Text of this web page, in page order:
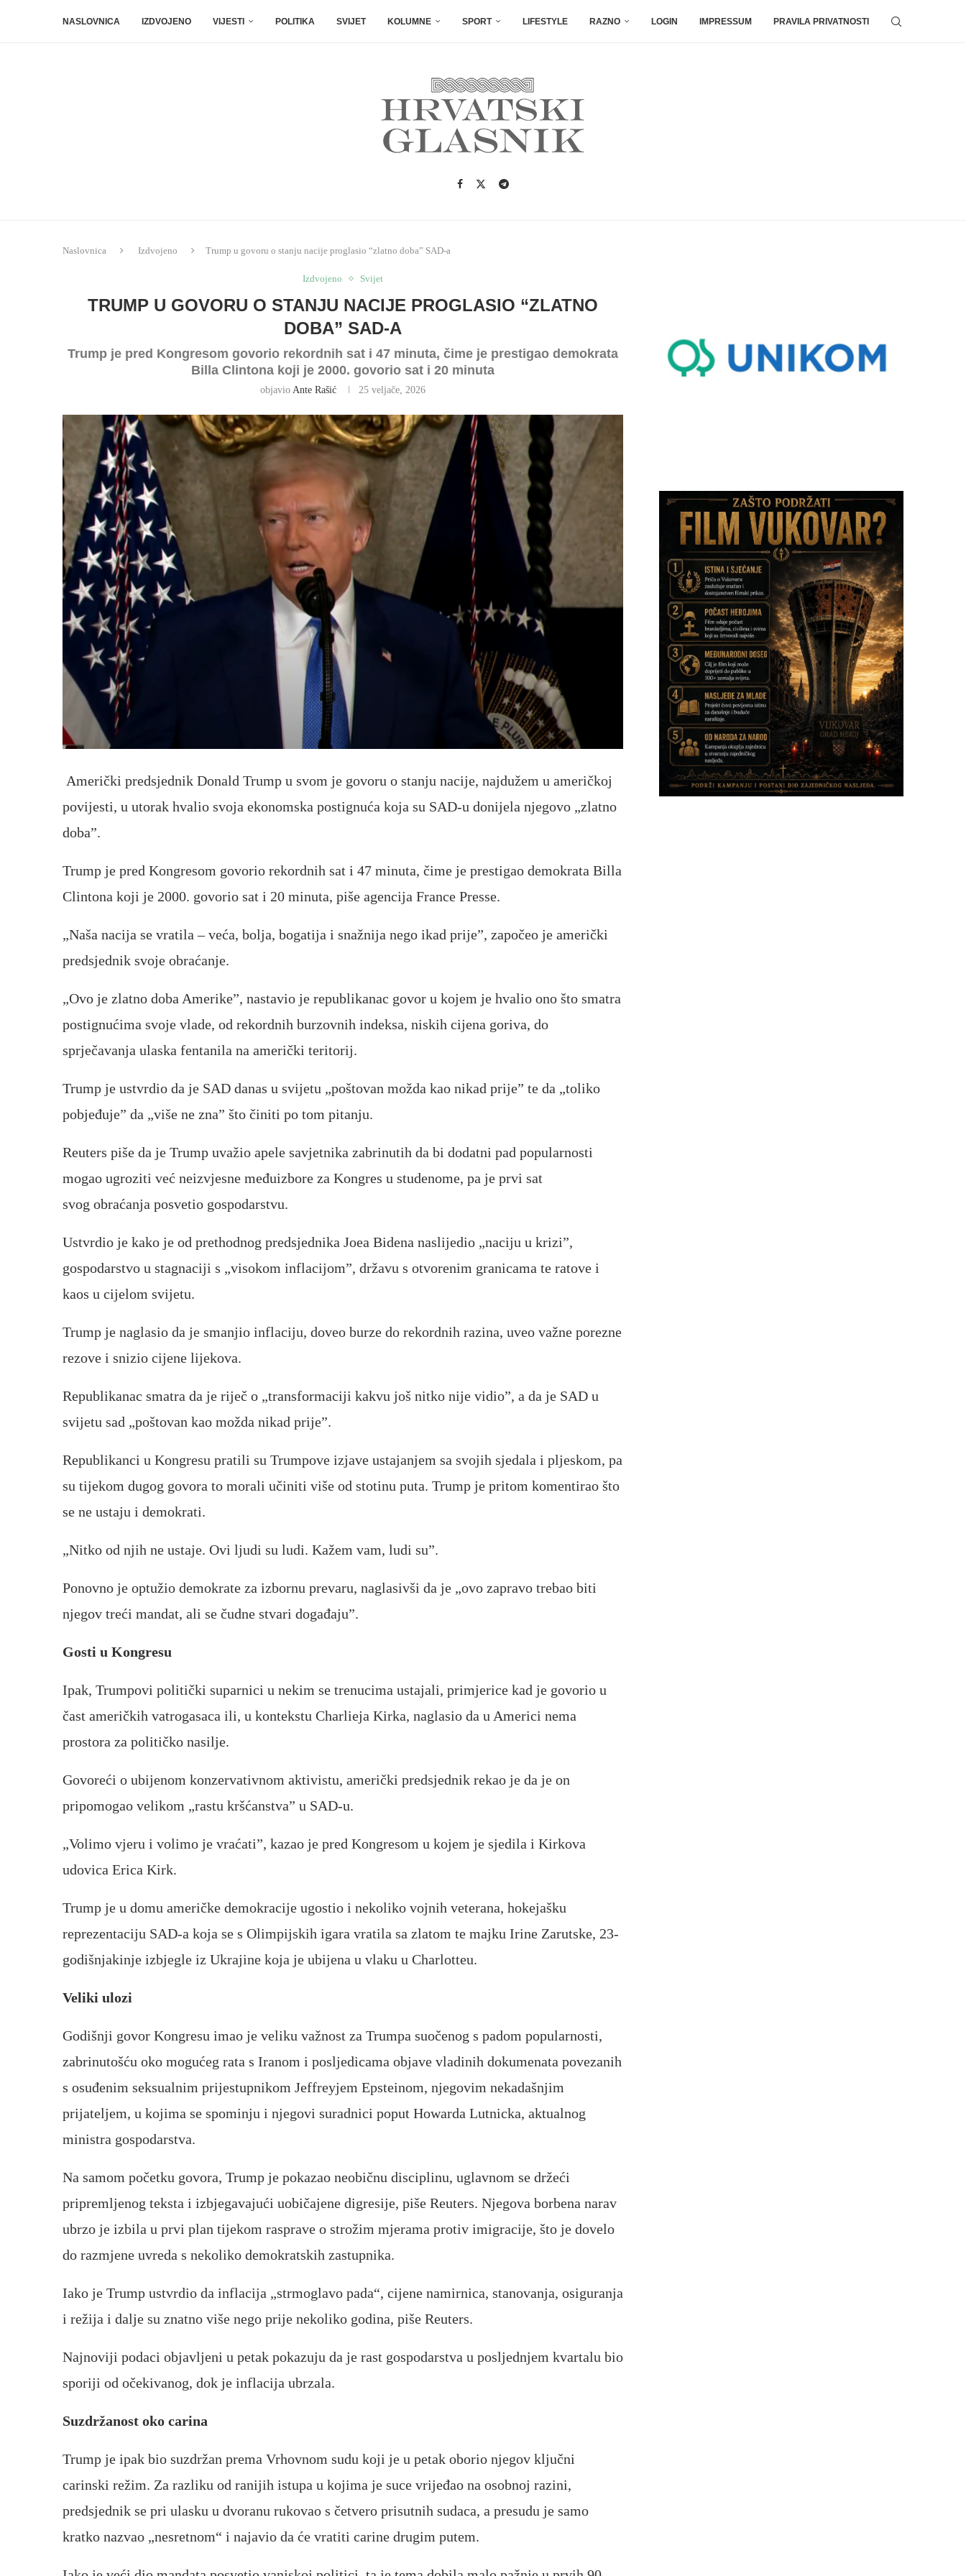
NASLOVNICA IZDVOJENO VIJESTI POLITIKA SVIJET KOLUMNE SPORT LIFESTYLE RAZNO LOGIN IMPRESSUM PRAVILA PRIVATNOSTI
Naslovnica Izdvojeno Trump u govoru o stanju nacije proglasio “zlatno doba” SAD-a
Izdvojeno Svijet
TRUMP U GOVORU O STANJU NACIJE PROGLASIO “ZLATNO
DOBA” SAD-A
Trump je pred Kongresom govorio rekordnih sat i 47 minuta, čime je prestigao demokrata
Billa Clintona koji je 2000. govorio sat i 20 minuta
objavio Ante Rašić 25 veljače, 2026
Američki predsjednik Donald Trump u svom je govoru o stanju nacije, najdužem u američkoj
povijesti, u utorak hvalio svoja ekonomska postignuća koja su SAD-u donijela njegovo „zlatno
doba”.
Trump je pred Kongresom govorio rekordnih sat i 47 minuta, čime je prestigao demokrata Billa
Clintona koji je 2000. govorio sat i 20 minuta, piše agencija France Presse.
„Naša nacija se vratila – veća, bolja, bogatija i snažnija nego ikad prije”, započeo je američki
predsjednik svoje obraćanje.
„Ovo je zlatno doba Amerike”, nastavio je republikanac govor u kojem je hvalio ono što smatra
postignućima svoje vlade, od rekordnih burzovnih indeksa, niskih cijena goriva, do
sprječavanja ulaska fentanila na američki teritorij.
Trump je ustvrdio da je SAD danas u svijetu „poštovan možda kao nikad prije” te da „toliko
pobjeđuje” da „više ne zna” što činiti po tom pitanju.
Reuters piše da je Trump uvažio apele savjetnika zabrinutih da bi dodatni pad popularnosti
mogao ugroziti već neizvjesne međuizbore za Kongres u studenome, pa je prvi sat
svog obraćanja posvetio gospodarstvu.
Ustvrdio je kako je od prethodnog predsjednika Joea Bidena naslijedio „naciju u krizi”,
gospodarstvo u stagnaciji s „visokom inflacijom”, državu s otvorenim granicama te ratove i
kaos u cijelom svijetu.
Trump je naglasio da je smanjio inflaciju, doveo burze do rekordnih razina, uveo važne porezne
rezove i snizio cijene lijekova.
Republikanac smatra da je riječ o „transformaciji kakvu još nitko nije vidio”, a da je SAD u
svijetu sad „poštovan kao možda nikad prije”.
Republikanci u Kongresu pratili su Trumpove izjave ustajanjem sa svojih sjedala i pljeskom, pa
su tijekom dugog govora to morali učiniti više od stotinu puta. Trump je pritom komentirao što
se ne ustaju i demokrati.
„Nitko od njih ne ustaje. Ovi ljudi su ludi. Kažem vam, ludi su”.
Ponovno je optužio demokrate za izbornu prevaru, naglasivši da je „ovo zapravo trebao biti
njegov treći mandat, ali se čudne stvari događaju”.
Gosti u Kongresu
Ipak, Trumpovi politički suparnici u nekim se trenucima ustajali, primjerice kad je govorio u
čast američkih vatrogasaca ili, u kontekstu Charlieja Kirka, naglasio da u Americi nema
prostora za političko nasilje.
Govoreći o ubijenom konzervativnom aktivistu, američki predsjednik rekao je da je on
pripomogao velikom „rastu kršćanstva” u SAD-u.
„Volimo vjeru i volimo je vraćati”, kazao je pred Kongresom u kojem je sjedila i Kirkova
udovica Erica Kirk.
Trump je u domu američke demokracije ugostio i nekoliko vojnih veterana, hokejašku
reprezentaciju SAD-a koja se s Olimpijskih igara vratila sa zlatom te majku Irine Zarutske, 23-
godišnjakinje izbjegle iz Ukrajine koja je ubijena u vlaku u Charlotteu.
Veliki ulozi
Godišnji govor Kongresu imao je veliku važnost za Trumpa suočenog s padom popularnosti,
zabrinutošću oko mogućeg rata s Iranom i posljedicama objave vladinih dokumenata povezanih
s osuđenim seksualnim prijestupnikom Jeffreyjem Epsteinom, njegovim nekadašnjim
prijateljem, u kojima se spominju i njegovi suradnici poput Howarda Lutnicka, aktualnog
ministra gospodarstva.
Na samom početku govora, Trump je pokazao neobičnu disciplinu, uglavnom se držeći
pripremljenog teksta i izbjegavajući uobičajene digresije, piše Reuters. Njegova borbena narav
ubrzo je izbila u prvi plan tijekom rasprave o strožim mjerama protiv imigracije, što je dovelo
do razmjene uvreda s nekoliko demokratskih zastupnika.
Iako je Trump ustvrdio da inflacija „strmoglavo pada“, cijene namirnica, stanovanja, osiguranja
i režija i dalje su znatno više nego prije nekoliko godina, piše Reuters.
Najnoviji podaci objavljeni u petak pokazuju da je rast gospodarstva u posljednjem kvartalu bio
sporiji od očekivanog, dok je inflacija ubrzala.
Suzdržanost oko carina
Trump je ipak bio suzdržan prema Vrhovnom sudu koji je u petak oborio njegov ključni
carinski režim. Za razliku od ranijih istupa u kojima je suce vrijeđao na osobnoj razini,
predsjednik se pri ulasku u dvoranu rukovao s četvero prisutnih sudaca, a presudu je samo
kratko nazvao „nesretnom“ i najavio da će vratiti carine drugim putem.